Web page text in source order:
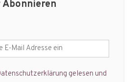
gelesen und